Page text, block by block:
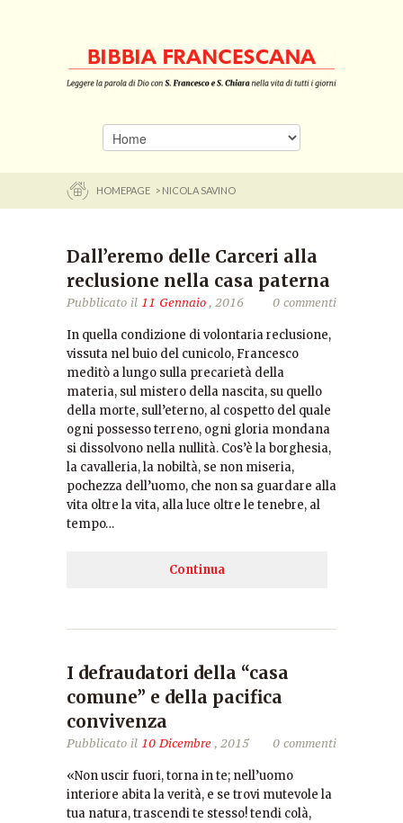
HOMEPAGE > NICOLA SAVINO
Dall’eremo delle Carceri alla
reclusione nella casa paterna
Pubblicato il 11 Gennaio, 2016 0 commenti
In quella condizione di volontaria reclusione,
vissuta nel buio del cunicolo, Francesco
meditò a lungo sulla precarietà della
materia, sul mistero della nascita, su quello
della morte, sull’eterno, al cospetto del quale
ogni possesso terreno, ogni gloria mondana
si dissolvono nella nullità. Cos’è la borghesia,
la cavalleria, la nobiltà, se non miseria,
pochezza dell’uomo, che non sa guardare alla
vita oltre la vita, alla luce oltre le tenebre, al
tempo…
Continua
I defraudatori della “casa
comune” e della pacifica
convivenza
Pubblicato il 10 Dicembre, 2015 0 commenti
«Non uscir fuori, torna in te; nell’uomo
interiore abita la verità, e se trovi mutevole la
tua natura, trascendi te stesso! tendi colà,